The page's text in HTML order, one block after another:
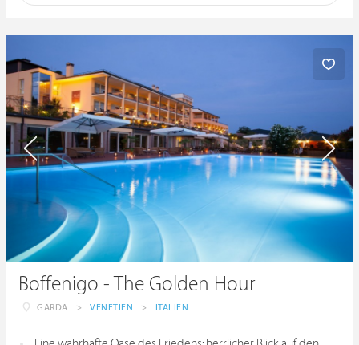
Boffenigo - The Golden Hour
GARDA > VENETIEN > ITALIEN